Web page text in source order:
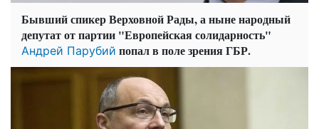
Бывший спикер Верховной Рады, а ныне народный
депутат от партии "Европейская солидарность"
Андрей Парубий попал в поле зрения ГБР.